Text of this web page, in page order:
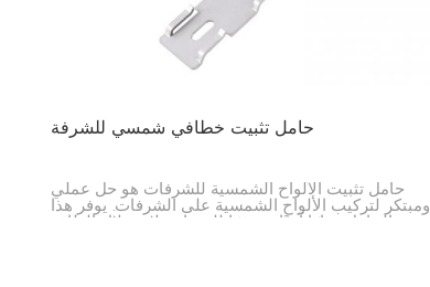
حامل تثبيت خطافي شمسي للشرفة
حامل تثبيت الألواح الشمسية للشرفات هو حل عملي
ومبتكر لتركيب الألواح الشمسية على الشرفات. يوفر هذا